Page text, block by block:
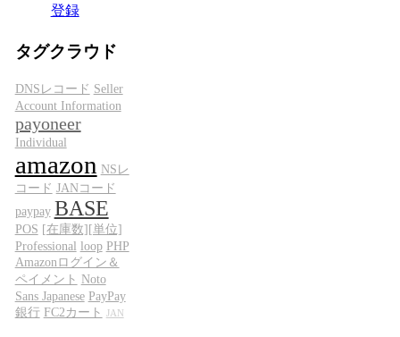
登録
タグクラウド
DNSレコード Seller
Account Information
payoneer
Individual
amazon NSレ
コード JANコード
paypay BASE
POS [在庫数][単位]
Professional loop PHP
Amazonログイン＆
ペイメント Noto
Sans Japanese PayPay
銀行 FC2カート JAN